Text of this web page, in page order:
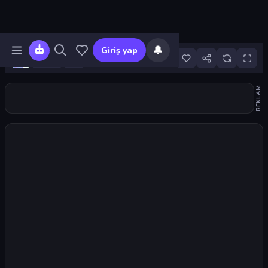
Giriş yap 🔔
14
REKLAM